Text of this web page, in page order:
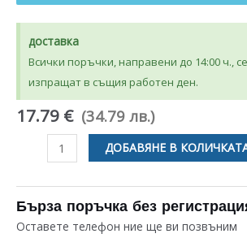
доставка
Всички поръчки, направени до 14:00 ч.,
изпращат в същия работен ден.
17.79 € (34.79 лв.)
количество
ТЕРМОСТАТ
RANCO
650ММ
ДОБАВЯНЕ В
Бърза поръчка без
Оставете телефон ние ще ви позвъним